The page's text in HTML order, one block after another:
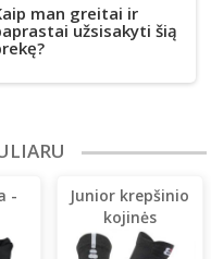
man greitai ir
užsisakyti šią
-
Junior krepšinio
kojinės